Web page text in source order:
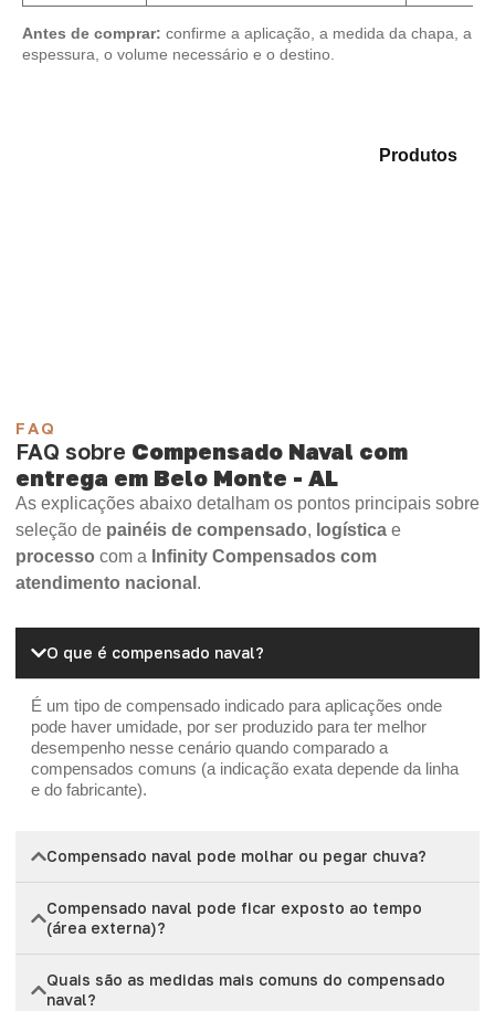
Antes de comprar: confirme a aplicação, a medida da chapa, a
espessura, o volume necessário e o destino.
Produtose
FAQ
FAQ sobre Compensado Naval com
entrega em Belo Monte - AL
As explicações abaixo detalham os pontos principais sobre
seleção de painéis de compensado, logística e
processo com a Infinity Compensados com
atendimento nacional .
O que é compensado naval?
É um tipo de compensado indicado para aplicações onde
pode haver umidade, por ser produzido para ter melhor
desempenho nesse cenário quando comparado a
compensados comuns (a indicação exata depende da linha
e do fabricante).
Compensado naval pode molhar ou pegar chuva?
Compensado naval pode ficar exposto ao tempo
(área externa)?
Quais são as medidas mais comuns do compensado
naval?